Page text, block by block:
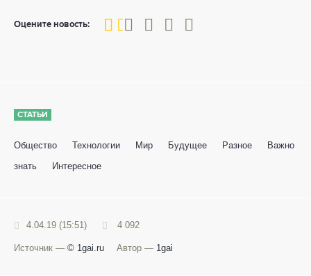
Оцените новость:
20
1 2 3 4 5
СТАТЬИ
Общество Технологии Мир Будущее Разное
Важно
знать
Интересное
4.04.19 (15:51) 4 092
Источник — © 1gai.ru Автор — 1gai